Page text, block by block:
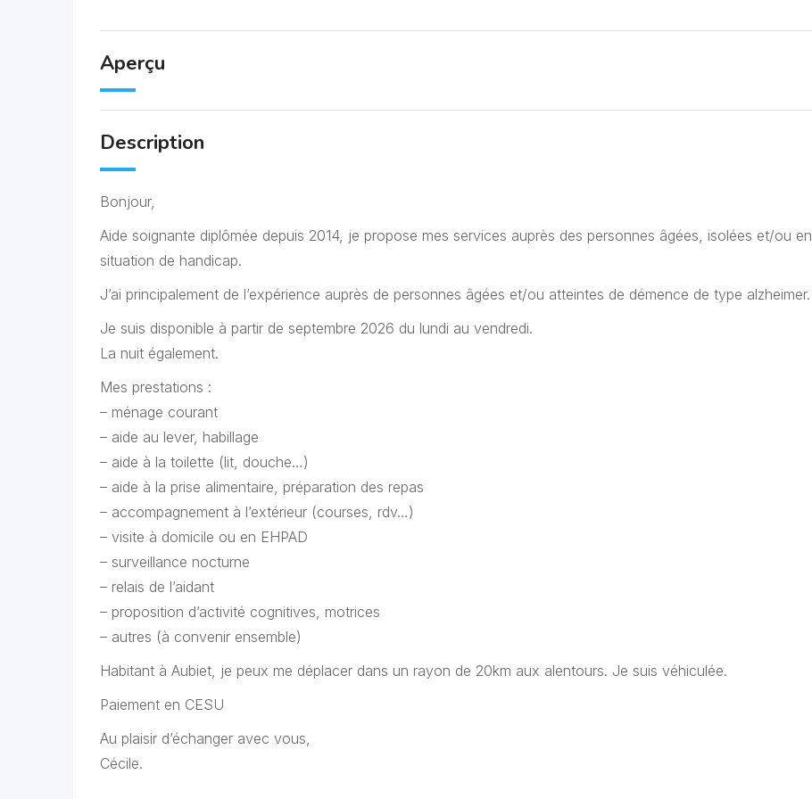
Aperçu
Description
Bonjour,
Aide soignante diplômée depuis 2014, je propose mes services auprès des personnes âgées, isolées et/ou en
situation de handicap.
J’ai principalement de l’expérience auprès de personnes âgées et/ou atteintes de démence de type alzheimer.
Je suis disponible à partir de septembre 2026 du lundi au vendredi.
La nuit également.
Mes prestations :
– ménage courant
– aide au lever, habillage
– aide à la toilette (lit, douche…)
– aide à la prise alimentaire, préparation des repas
– accompagnement à l’extérieur (courses, rdv…)
– visite à domicile ou en EHPAD
– surveillance nocturne
– relais de l’aidant
– proposition d’activité cognitives, motrices
– autres (à convenir ensemble)
Habitant à Aubiet, je peux me déplacer dans un rayon de 20km aux alentours. Je suis véhiculée.
Paiement en CESU
Au plaisir d’échanger avec vous,
Cécile.